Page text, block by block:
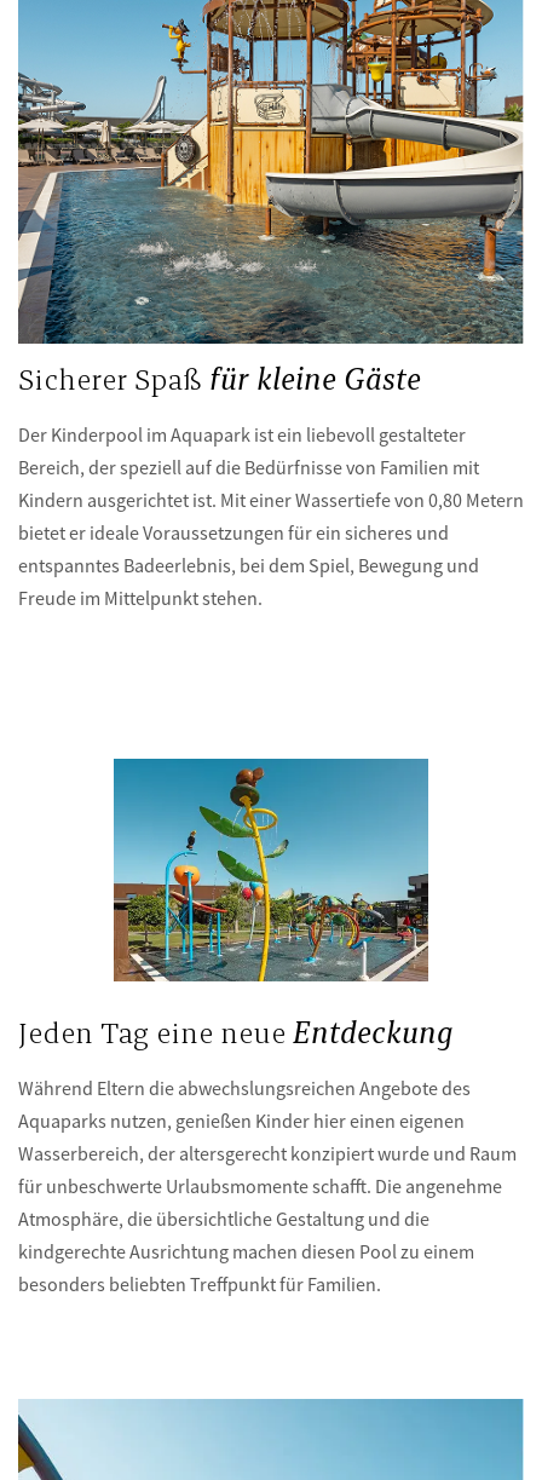
Sicherer Spaß für kleine Gäste
Der Kinderpool im Aquapark ist ein liebevoll gestalteter
Bereich, der speziell auf die Bedürfnisse von Familien mit
Kindern ausgerichtet ist. Mit einer Wassertiefe von 0,80 Metern
bietet er ideale Voraussetzungen für ein sicheres und
entspanntes Badeerlebnis, bei dem Spiel, Bewegung und
Freude im Mittelpunkt stehen.
Jeden Tag eine neue Entdeckung
Während Eltern die abwechslungsreichen Angebote des
Aquaparks nutzen, genießen Kinder hier einen eigenen
Wasserbereich, der altersgerecht konzipiert wurde und Raum
für unbeschwerte Urlaubsmomente schafft. Die angenehme
Atmosphäre, die übersichtliche Gestaltung und die
kindgerechte Ausrichtung machen diesen Pool zu einem
besonders beliebten Treffpunkt für Familien.